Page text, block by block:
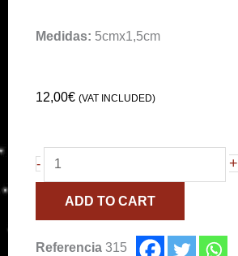
Medidas: 5cmx1,5cm
12,00€ (VAT INCLUDED)
-
Colgante
punta
cuarzo
quantity
+
ADD TO CART
Referencia315